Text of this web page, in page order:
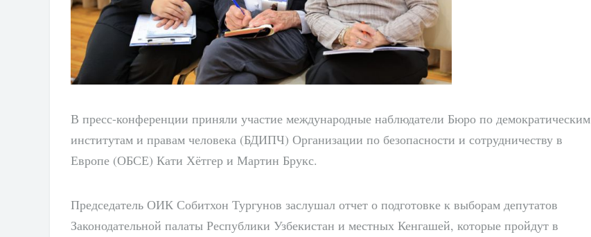
В пресс-конференции приняли участие международные наблюдатели Бюро по демократическим
институтам и правам человека (БДИПЧ) Организации по безопасности и сотрудничеству в
Европе (ОБСЕ) Кати Хётгер и Мартин Брукс.
Председатель ОИК Собитхон Тургунов заслушал отчет о подготовке к выборам депутатов
Законодательной палаты Республики Узбекистан и местных Кенгашей, которые пройдут в